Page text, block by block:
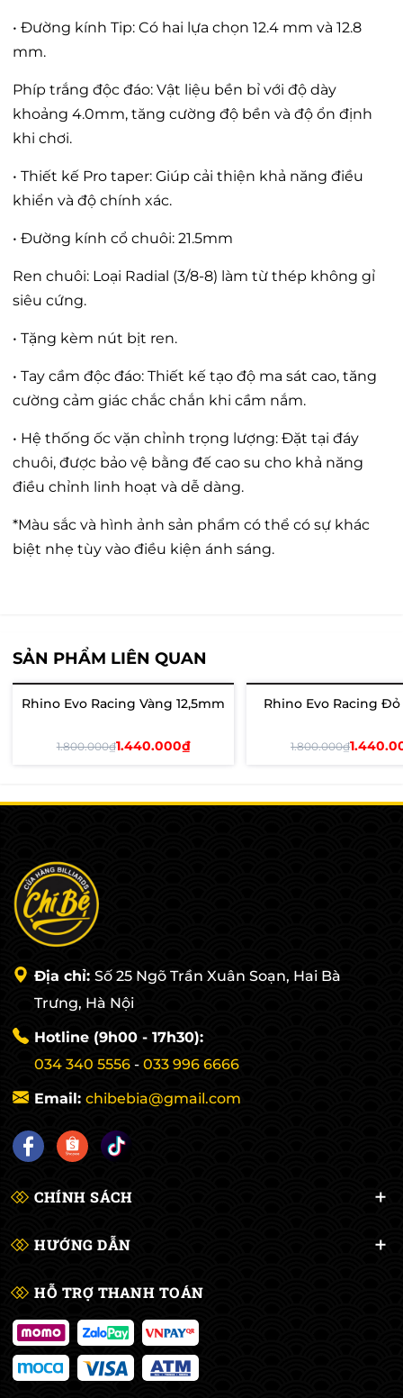
• Đường kính Tip: Có hai lựa chọn 12.4 mm và 12.8
mm.
Phíp trắng độc đáo: Vật liệu bền bỉ với độ dày
khoảng 4.0mm, tăng cường độ bền và độ ổn định
khi chơi.
• Thiết kế Pro taper: Giúp cải thiện khả năng điều
khiển và độ chính xác.
• Đường kính cổ chuôi: 21.5mm
Ren chuôi: Loại Radial (3/8-8) làm từ thép không gỉ
siêu cứng.
• Tặng kèm nút bịt ren.
• Tay cầm độc đáo: Thiết kế tạo độ ma sát cao, tăng
cường cảm giác chắc chắn khi cầm nắm.
• Hệ thống ốc vặn chỉnh trọng lượng: Đặt tại đáy
chuôi, được bảo vệ bằng đế cao su cho khả năng
điều chỉnh linh hoạt và dễ dàng.
*Màu sắc và hình ảnh sản phẩm có thể có sự khác
biệt nhẹ tùy vào điều kiện ánh sáng.
SẢN PHẨM LIÊN QUAN
- 20%
Rhino Evo Racing Vàng 12,5mm
1.800.000₫1.440.000₫
Hết hàng
Rhino Evo Racing Đỏ
1.800.000₫
Địa chỉ: Số 25 Ngõ Trần Xuân Soạn, Hai Bà
Trưng, Hà Nội
Hotline (9h00 - 17h30):
034 340 5556 - 033 996 6666
Email: chibebia@gmail.com
CHÍNH SÁCH
HƯỚNG DẪN
HỖ TRỢ THANH TOÁN